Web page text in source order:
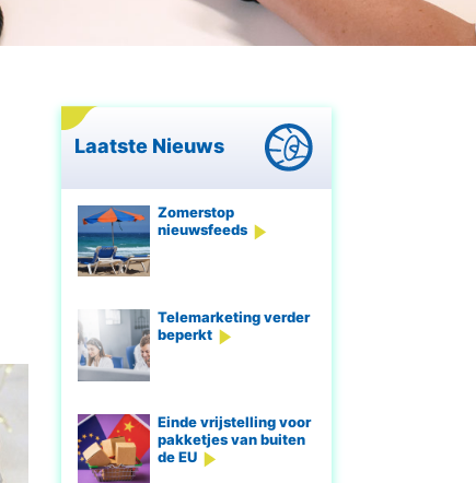
Laatste Nieuws
Zomerstop
nieuwsfeeds
Telemarketing verder
beperkt
Einde vrijstelling voor
pakketjes van buiten
de EU